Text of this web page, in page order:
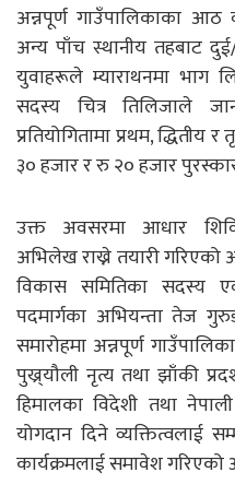
अन्नपूर्ण गाउँपालिकाका
अन्य पाँच स्थानीय तहबाट
युवाहरूले म्याराथनमा भाग
सदस्य चित्र तिलिजाले
प्रतियोगितामा प्रथम,
३० हजार र रु २० हजार
उक्त अवसरमा आधार
अभिलेख राख्ने तयारी गरिएको
विकास समितिका सदस्य
पदमार्गका अभियन्ता तेज
समारोहमा अन्नपूर्ण
पुख्र्यौली नृत्य तथा झाँकी
हिमालका विदेशी तथा नेपाली
योगदान दिने व्यक्तित्वलाई
कार्यक्रमलाई समावेश